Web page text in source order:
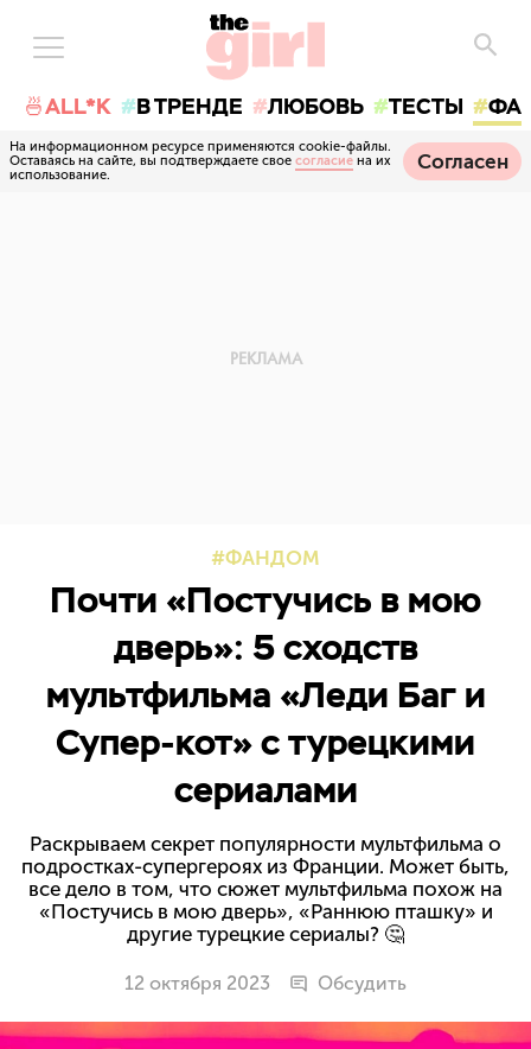
🍜ALL*K В ТРЕНДЕ ЛЮБОВЬ ТЕСТЫ
На информационном ресурсе применяются cookie-файлы.
Оставаясь на сайте, вы подтверждаете свое согласие на их
использование.
Согласен
ФАНДОМ
Почти «Постучись в мою
дверь»: 5 сходств
мультфильма «Леди Баг и
Супер-кот» с турецкими
сериалами
Раскрываем секрет популярности мультфильма о
подростках-супергероях из Франции. Может быть,
все дело в том, что сюжет мультфильма похож на
«Постучись в мою дверь», «Раннюю пташку» и
другие турецкие сериалы? 🤔
12 октября 2023 Обсудить